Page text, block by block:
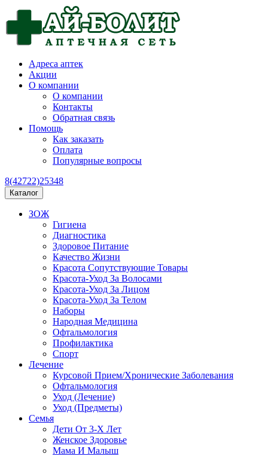
Адреса аптек
Акции
О компании
О компании
Контакты
Обратная связь
Помощь
Как заказать
Оплата
Популярные вопросы
8(42722)25348
Каталог
ЗОЖ
Гигиена
Диагностика
Здоровое Питание
Качество Жизни
Красота Сопутствующие Товары
Красота-Уход За Волосами
Красота-Уход За Лицом
Красота-Уход За Телом
Наборы
Народная Медицина
Офтальмология
Профилактика
Спорт
Лечение
Курсовой Прием/Хронические Заболевания
Офтальмология
Уход (Лечение)
Уход (Предметы)
Семья
Дети От 3-Х Лет
Женское Здоровье
Мама И Малыш